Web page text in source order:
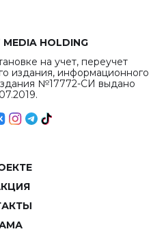
MEDIA HOLDING
на учет, переучет
издания, информационного
№17772-СИ выдано